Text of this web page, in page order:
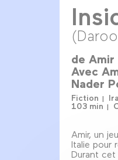
de Amir
Avec
Nader
Fiction
103 min
Amir, un
Italie pour
Durant